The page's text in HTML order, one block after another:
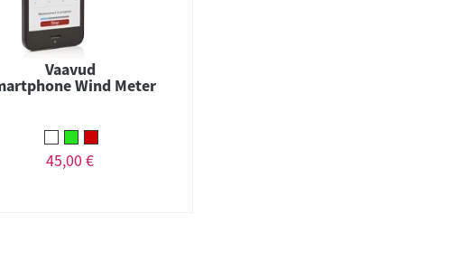
Vaavud
Wind Meter
45,00 €